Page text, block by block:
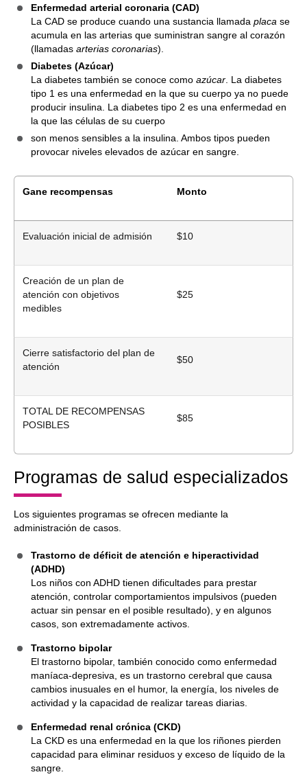
Enfermedad arterial coronaria (CAD)
La CAD se produce cuando una sustancia llamada placa se
acumula en las arterias que suministran sangre al corazón
(llamadas arterias coronarias).
Diabetes (Azúcar)
La diabetes también se conoce como azúcar . La diabetes
tipo 1 es una enfermedad en la que su cuerpo ya no puede
producir insulina. La diabetes tipo 2 es una enfermedad en
la que las células de su cuerpo
son menos sensibles a la insulina. Ambos tipos pueden
provocar niveles elevados de azúcar en sangre.
Gane recompensas Monto
Evaluación inicial de admisión $10
Creación de un plan de
atención con objetivos
medibles
$25
Cierre satisfactorio del plan de
atención
$50
TOTAL DE RECOMPENSAS
POSIBLES
$85
Programas de salud especializados
Los siguientes programas se ofrecen mediante la
administración de casos.
Trastorno de déficit de atención e hiperactividad
(ADHD)
Los niños con ADHD tienen dificultades para prestar
atención, controlar comportamientos impulsivos (pueden
actuar sin pensar en el posible resultado), y en algunos
casos, son extremadamente activos.
Trastorno bipolar
El trastorno bipolar, también conocido como enfermedad
maníaca-depresiva, es un trastorno cerebral que causa
cambios inusuales en el humor, la energía, los niveles de
actividad y la capacidad de realizar tareas diarias.
Enfermedad renal crónica (CKD)
La CKD es una enfermedad en la que los riñones pierden
capacidad para eliminar residuos y exceso de líquido de la
sangre.